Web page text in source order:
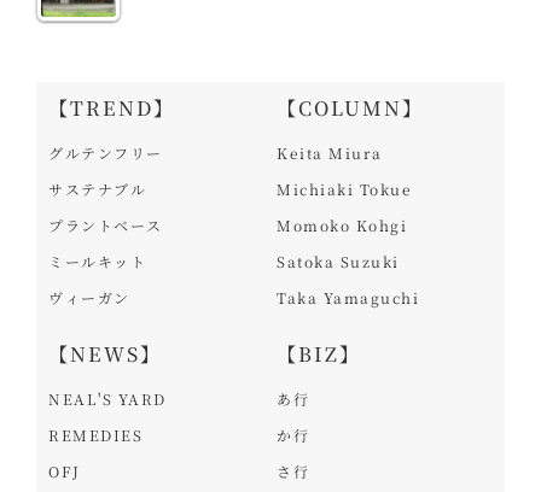
【TREND】
グルテンフリー
サステナブル
プラントベース
ミールキット
ヴィーガン
【NEWS】
NEAL'S YARD
REMEDIES
OFJ
【COLUMN】
Keita Miura
Michiaki Tokue
Momoko Kohgi
Satoka Suzuki
Taka Yamaguchi
【BIZ】
あ行
か行
さ行